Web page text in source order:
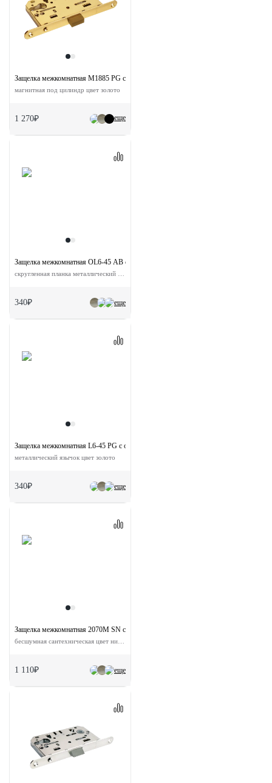
еще
Защелка межкомнатная M1885 PG с ответной планкой
магнитная под цилиндр цвет золото
1 270₽
еще
Защелка межкомнатная OL6-45 AB с ответной планкой
340₽
еще
Защелка межкомнатная L6-45 PG с ответной планкой
металлический язычок цвет золото
340₽
еще
Защелка межкомнатная 2070M SN с ответной планкой
1 110₽